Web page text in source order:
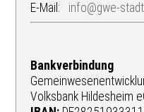
E-Mail: info@gwe-
Bankverbindung
Volksbank Hildesheim